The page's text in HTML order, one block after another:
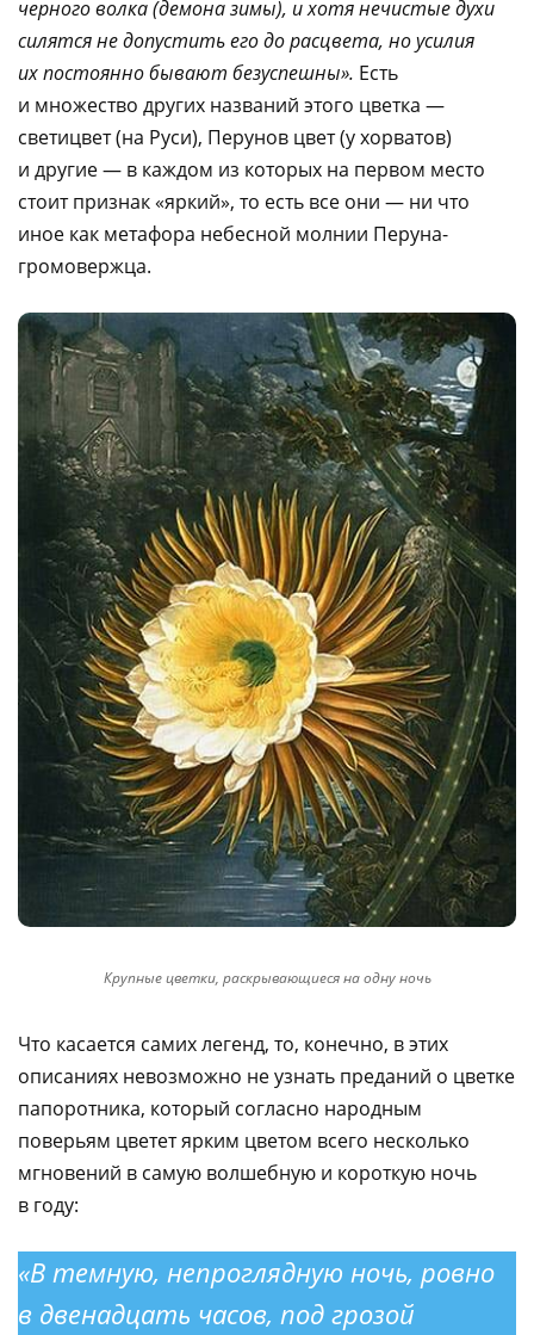
черного волка (демона зимы), и хотя нечистые духи
силятся не допустить его до расцвета, но усилия
их постоянно бывают безуспешны». Есть
и множество других названий этого цветка —
светицвет (на Руси), Перунов цвет (у хорватов)
и другие — в каждом из которых на первом место
стоит признак «яркий», то есть все они — ни что
иное как метафора небесной молнии Перуна-
громовержца.
Крупные цветки, раскрывающиеся на одну ночь
Что касается самих легенд, то, конечно, в этих
описаниях невозможно не узнать преданий о цветке
папоротника, который согласно народным
поверьям цветет ярким цветом всего несколько
мгновений в самую волшебную и короткую ночь
в году:
«В темную, непроглядную ночь, ровно
в двенадцать часов, под грозой